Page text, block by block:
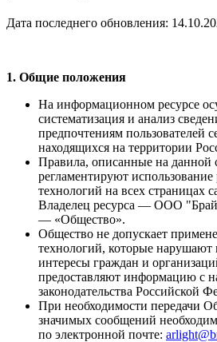
Дата последнего обновления:
1. Общие положения
На информационном ресурсе
систематизация и анализ
предпочтениям пользователей
находящихся на территории
Правила, описанные на данной
регламентируют
технологий на всех страницах
Владелец ресурса — ООО
— «Общество».
Общество не допускает
технологий, которые нарушают
интересы граждан и
предоставляют информацию с
законодательства Российской
При необходимости передачи
значимых сообщений
по электронной почте: